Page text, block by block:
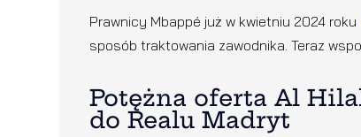
Prawnicy Mbappé już w kwietniu 2024 roku
sposób traktowania zawodnika. Teraz
Potężna oferta Al
do Realu Madryt